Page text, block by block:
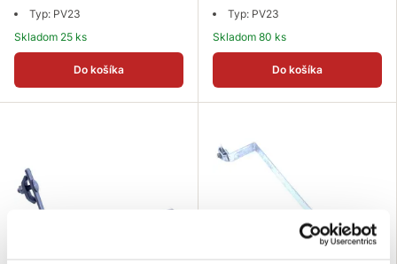
Typ: PV23
Skladom 25 ks
Do košíka
Typ: PV23
Skladom 80 ks
Do košíka